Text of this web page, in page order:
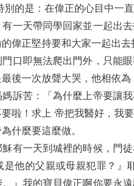
別的是：在偉正的心目中一
天帶同學回家並一起出去
偉正堅持要和大家一起出
口即無法爬出門外，只能
後一次放聲大哭，他相依
訴苦：「為什麼上帝要讓
啦！求上 帝把我醫好，我
什麼要這麼做。
一天到城裡的時候，門徒
是他的父親或母親犯罪？』
』我的寶貝偉正啊你要永